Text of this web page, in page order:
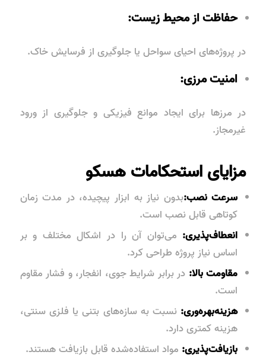
حفاظت از محیط زیست:
در پروژه‌های احیای سواحل یا جلوگیری از فرسایش خاک.
امنیت مرزی:
در مرزها برای ایجاد موانع فیزیکی و جلوگیری از ورود
غیرمجاز.
مزایای استحکامات هسکو
سرعت نصب:بدون نیاز به ابزار پیچیده، در مدت زمان
کوتاهی قابل نصب است.
انعطاف‌پذیری: می‌توان آن را در اشکال مختلف و بر
اساس نیاز پروژه طراحی کرد.
مقاومت بالا: در برابر شرایط جوی، انفجار، و فشار مقاوم
است.
هزینه‌بهره‌وری: نسبت به سازه‌های بتنی یا فلزی سنتی،
هزینه کمتری دارد.
بازیافت‌پذیری: مواد استفاده‌شده قابل بازیافت هستند.